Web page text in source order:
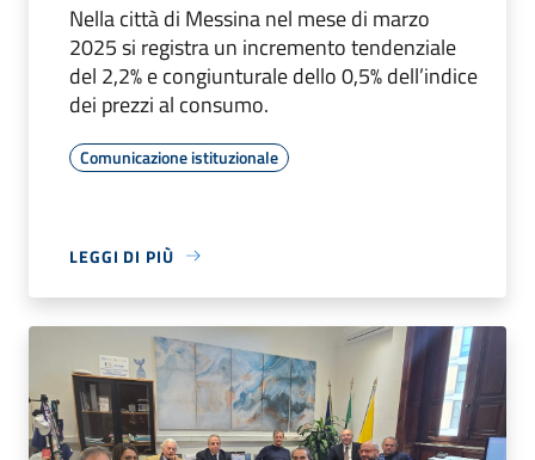
Nella città di Messina nel mese di marzo
2025 si registra un incremento tendenziale
del 2,2% e congiunturale dello 0,5% dell’indice
dei prezzi al consumo.
Comunicazione istituzionale
LEGGI DI PIÙ